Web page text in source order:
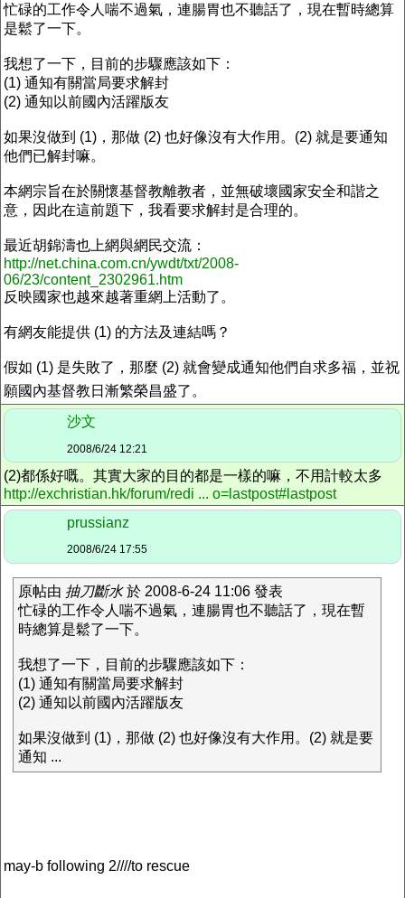
忙碌的工作令人喘不過氣，連腸胃也不聽話了，現在暫時總算
是鬆了一下。
我想了一下，目前的步驟應該如下：
(1) 通知有關當局要求解封
(2) 通知以前國內活躍版友
如果沒做到 (1)，那做 (2) 也好像沒有大作用。(2) 就是要通知
他們已解封嘛。
本網宗旨在於關懷基督教離教者，並無破壞國家安全和諧之
意，因此在這前題下，我看要求解封是合理的。
最近胡錦濤也上網與網民交流：
http://net.china.com.cn/ywdt/txt/2008-
06/23/content_2302961.htm
反映國家也越來越著重網上活動了。
有網友能提供 (1) 的方法及連結嗎？
假如 (1) 是失敗了，那麼 (2) 就會變成通知他們自求多福，並祝
願國內基督教日漸繁榮昌盛了。
沙文
2008/6/24 12:21
(2)都係好嘅。其實大家的目的都是一樣的嘛，不用計較太多
http://exchristian.hk/forum/redi ... o=lastpost#lastpost
prussianz
2008/6/24 17:55
原帖由 抽刀斷水於 2008-6-24 11:06 發表
忙碌的工作令人喘不過氣，連腸胃也不聽話了，現在暫
時總算是鬆了一下。
我想了一下，目前的步驟應該如下：
(1) 通知有關當局要求解封
(2) 通知以前國內活躍版友
如果沒做到 (1)，那做 (2) 也好像沒有大作用。(2) 就是要
通知 ...
may-b following 2////to rescue